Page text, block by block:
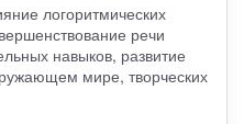
логоритмических
речи
навыков, развитие
мире, творческих